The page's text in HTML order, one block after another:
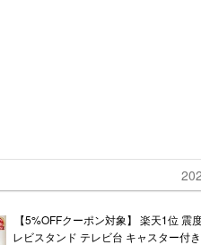
【5%OFFクーポン対象】 楽天1位 震
レビスタンド テレビ台 キャスター付